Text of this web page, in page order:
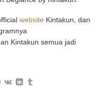
website Kintakun, dan
Kintakun semua jadi